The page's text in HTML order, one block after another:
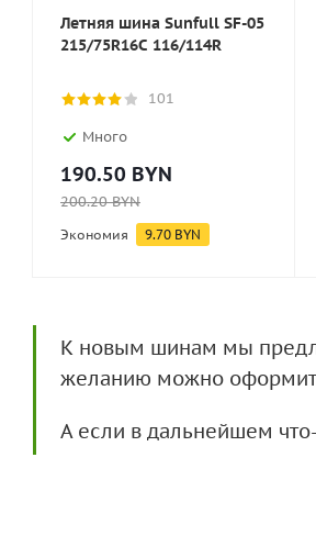
Летняя шина Sunfull SF-05
215/75R16C 116/114R
101
Много
190.50 BYN
200.20BYN
Экономия 9.70 BYN
К новым шинам мы
желанию можно
А если в дальнейшем